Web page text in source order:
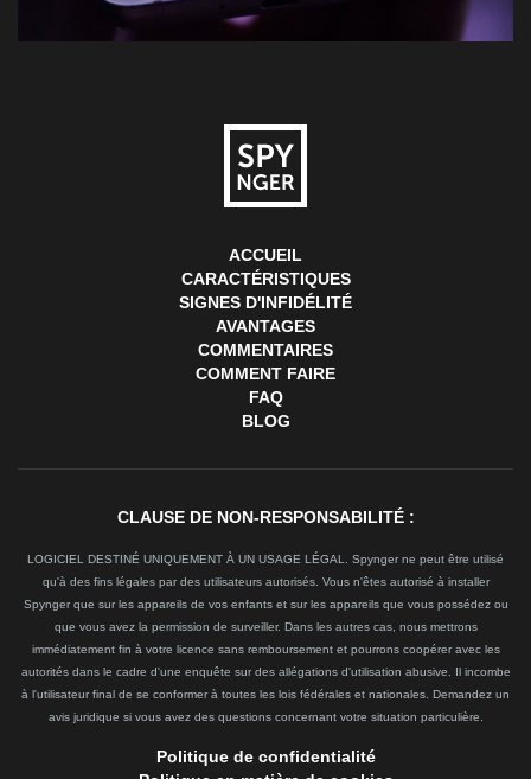
ACCUEIL
CARACTÉRISTIQUES
SIGNES D'INFIDÉLITÉ
AVANTAGES
COMMENTAIRES
COMMENT FAIRE
FAQ
BLOG
CLAUSE DE NON-RESPONSABILITÉ :
LOGICIEL DESTINÉ UNIQUEMENT À UN USAGE LÉGAL. Spynger ne peut être utilisé
qu'à des fins légales par des utilisateurs autorisés. Vous n'êtes autorisé à installer
Spynger que sur les appareils de vos enfants et sur les appareils que vous possédez ou
que vous avez la permission de surveiller. Dans les autres cas, nous mettrons
immédiatement fin à votre licence sans remboursement et pourrons coopérer avec les
autorités dans le cadre d'une enquête sur des allégations d'utilisation abusive. Il incombe
à l'utilisateur final de se conformer à toutes les lois fédérales et nationales. Demandez un
avis juridique si vous avez des questions concernant votre situation particulière.
Politique de confidentialité